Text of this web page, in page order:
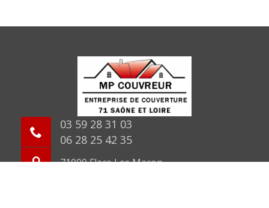
03 59 28 31 03
06 28 25 42 35
71000 Flace Les Macon